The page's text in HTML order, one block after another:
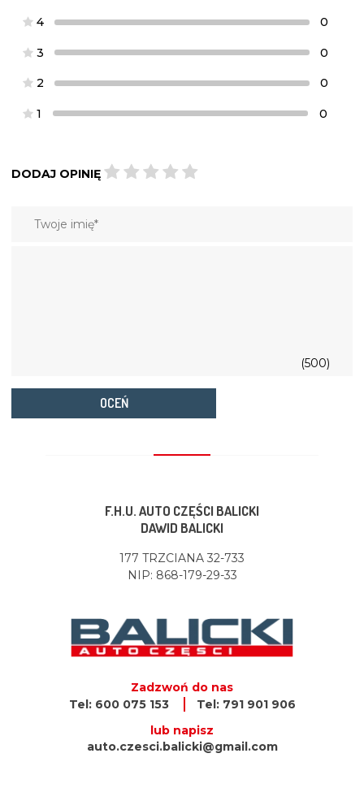
4 0
3 0
2 0
1 0
DODAJ OPINIĘ
(500)
OCEŃ
F.H.U. AUTO CZĘŚCI BALICKI
DAWID BALICKI
177 TRZCIANA 32-733
NIP: 868-179-29-33
Zadzwoń do nas
Tel: 600 075 153
Tel: 791 901 906
lub napisz
auto.czesci.balicki@gmail.com